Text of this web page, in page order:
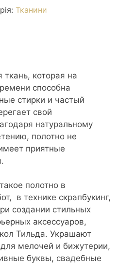
Тканини
ткань, которая на
способна
стирки и частый
свой
натуральному
полотно не
приятные
полотно в
в технике скрапбукинг,
создании стильных
аксессуаров,
Тильда. Украшают
мелочей и бижутерии,
буквы, свадебные